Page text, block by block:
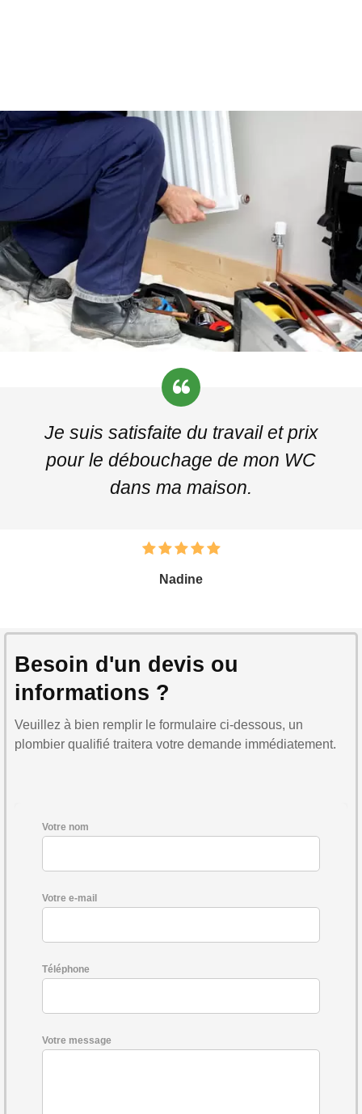
Je suis satisfaite du travail et prix
pour le débouchage de mon WC
dans ma maison.
Nadine
Besoin d'un devis ou
informations ?
Veuillez à bien remplir le formulaire ci-dessous, un
plombier qualifié traitera votre demande immédiatement.
Votre nom
Votre e-mail
Téléphone
Votre message